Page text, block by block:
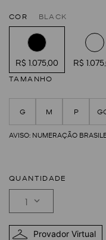
COR BLACK
R$ 1.075,00 R$
TAMANHO
G M P
QUANTIDADE
1
Provador Virtual